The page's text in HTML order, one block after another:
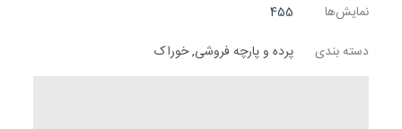
نمایش‌ها
455
دسته بندی
پرده و پارچه فروشی,خوراک